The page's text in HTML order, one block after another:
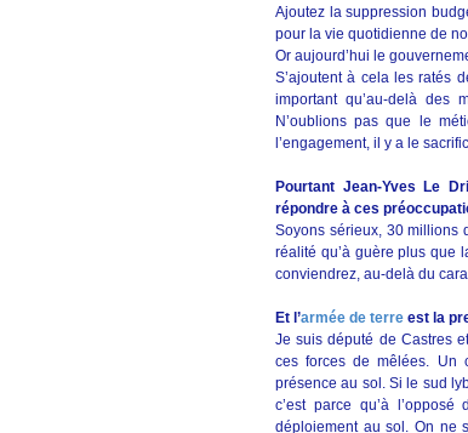
Ajoutez la suppression
pour la vie quotidienne de
Or aujourd’hui le
S’ajoutent à cela les ratés
important qu’au-delà des
N’oublions pas que le
l’engagement, il y a le
Pourtant Jean-Yves Le
répondre à ces
Soyons sérieux, 30 millions
réalité qu’à guère plus que
conviendrez, au-delà du
Et l’armée de terre est la
Je suis député de Castres
ces forces de mêlées. Un
présence au sol. Si le sud
c’est parce qu’à
déploiement au sol. On ne